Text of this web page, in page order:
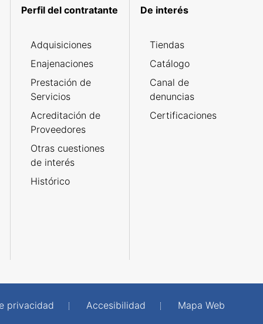
Perfil del contratante
Adquisiciones
Enajenaciones
Prestación de
Servicios
Acreditación de
Proveedores
Otras cuestiones
de interés
Histórico
De interés
Tiendas
Catálogo
Canal de
denuncias
Certificaciones
privacidad Accesibilidad
Mapa Web